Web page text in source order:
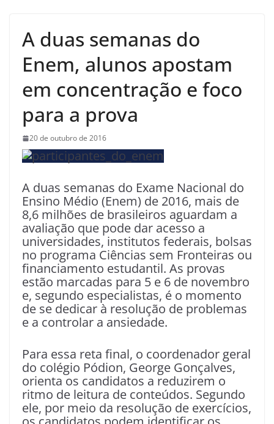
A duas semanas do
Enem, alunos apostam
em concentração e foco
para a prova
20 de outubro de 2016
A duas semanas do Exame Nacional do
Ensino Médio (Enem) de 2016, mais de
8,6 milhões de brasileiros aguardam a
avaliação que pode dar acesso a
universidades, institutos federais, bolsas
no programa Ciências sem Fronteiras ou
financiamento estudantil. As provas
estão marcadas para 5 e 6 de novembro
e, segundo especialistas, é o momento
de se dedicar à resolução de problemas
e a controlar a ansiedade.
Para essa reta final, o coordenador geral
do colégio Pódion, George Gonçalves,
orienta os candidatos a reduzirem o
ritmo de leitura de conteúdos. Segundo
ele, por meio da resolução de exercícios,